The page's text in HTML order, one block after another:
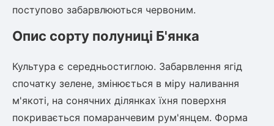
Обліпиха
Будлея
Кизильник
Калина
Піраканта
Бузина
поступово забарвлюються червоним.
Опис сорту полуниці Б'янка
Культура є середньостиглою. Забарвлення ягід
спочатку зелене, змінюється в міру наливання
м'якоті, на сонячних ділянках їхня поверхня
покривається помаранчевим рум'янцем. Форма